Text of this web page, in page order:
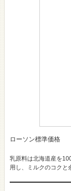
ローソン標準価格
乳原料は北海道産を
用し、ミルクのコクと